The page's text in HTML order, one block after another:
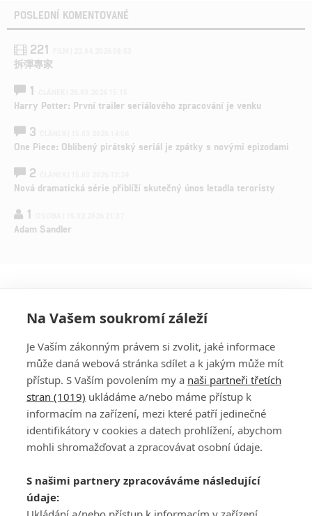
POSLEDNÍ KOMENTOVANÉ
221
拆彈專家
1
Harry Potter: První trailer seriálového zpracování je venku
3
One Piece: Oblíbený pirátský seriál je zpátky s novými epizodami
2
Nová dramatická série přiblíží skutečný únos letadla teroristy
1
Adam Sandler
PŘIHLÁSIT
REGISTROVAT
DISKUZE
Šéfredaktorkou webu jePetr Slavík, e-mailserialy@fandimefilmu.cz
Máte-li zájem o inzerci na našem webu napište nám na e-mail
Na Vašem soukromí záleží
Je Vaším zákonným právem si zvolit, jaké informace
může daná webová stránka sdílet a k jakým může mít
přístup. S Vaším povolením my a naši partneři třetích
stran (1019) ukládáme a/nebo máme přístup k
informacím na zařízení, mezi které patří jedinečné
identifikátory v cookies a datech prohlížení, abychom
mohli shromažďovat a zpracovávat osobní údaje.
S našimi partnery zpracováváme následující
údaje: